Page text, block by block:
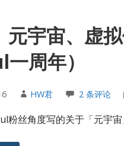
宇宙、虚
周年）
HW君 2 条评论
粉丝角度写的关于「元宇宙